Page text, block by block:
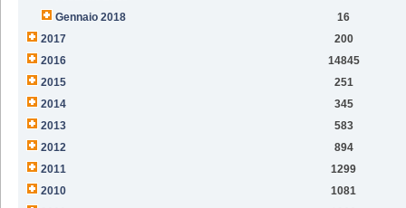
Gennaio 2018
16
2017
200
2016
14845
2015
251
2014
345
2013
583
2012
894
2011
1299
2010
1081